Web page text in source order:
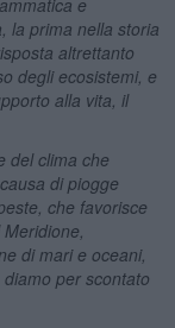
la prima nella storia
altrettanto
degli ecosistemi, e
alla vita, il
del clima che
di piogge
che favorisce
di mari e oceani,
per scontato